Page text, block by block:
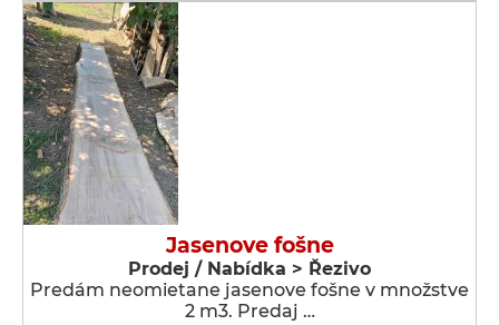
Jasenove fošne
Prodej / Nabídka > Řezivo
Predám neomietane jasenove fošne v množstve
2 m3. Predaj …